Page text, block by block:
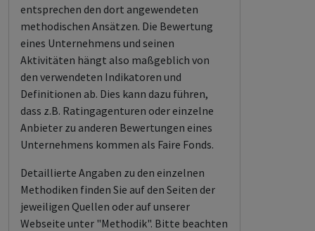
entsprechen den dort angewendeten
methodischen Ansätzen. Die Bewertung
eines Unternehmens und seinen
Aktivitäten hängt also maßgeblich von
den verwendeten Indikatoren und
Definitionen ab. Dies kann dazu führen,
dass z.B. Ratingagenturen oder einzelne
Anbieter zu anderen Bewertungen eines
Unternehmens kommen als Faire Fonds.
Detaillierte Angaben zu den einzelnen
Methodiken finden Sie auf den Seiten der
jeweiligen Quellen oder auf unserer
Webseite unter "Methodik". Bitte beachten